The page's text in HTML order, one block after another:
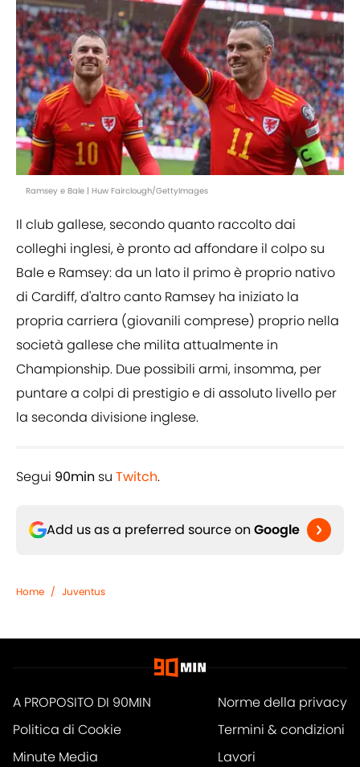
Ramsey e Bale | Huw Fairclough/GettyImages
Il club gallese, secondo quanto raccolto dai
colleghi inglesi, è pronto ad affondare il colpo su
Bale e Ramsey: da un lato il primo è proprio nativo
di Cardiff, d'altro canto Ramsey ha iniziato la
propria carriera (giovanili comprese) proprio nella
società gallese che milita attualmente in
Championship. Due possibili armi, insomma, per
puntare a colpi di prestigio e di assoluto livello per
la seconda divisione inglese.
Segui 90min su Twitch.
Add us as a preferred source on Google
Home / Juventus
A PROPOSITO DI 90MIN
Norme della privacy
Politica di Cookie
Termini & condizioni
Minute Media
Lavori